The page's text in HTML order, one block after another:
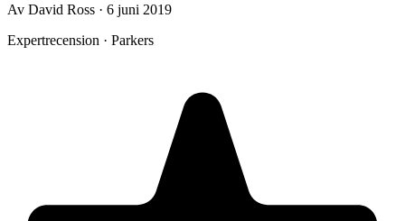
Av David Ross · 6 juni 2019
Expertrecension · Parkers